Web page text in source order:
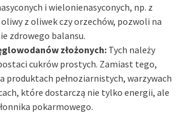
i wielonienasyconych, np. z
z oliwek czy orzechów, pozwoli na
zdrowego balansu.
złożonych: Tych należy
cukrów prostych. Zamiast tego,
produktach pełnoziarnistych, warzywach
które dostarczą nie tylko energii, ale
pokarmowego.